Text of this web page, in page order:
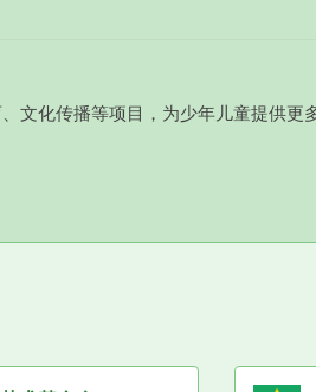
文化传播等项目，为少年儿童提供更